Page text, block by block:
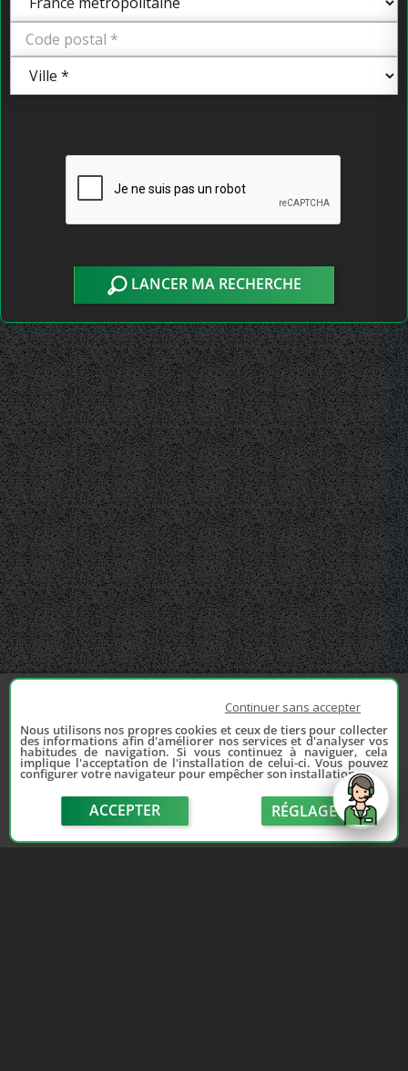
LANCER MA RECHERCHE
Continuer sans accepter
Nous utilisons nos propres cookies et ceux de tiers pour collecter
des informations afin d'améliorer nos services et d'analyser vos
habitudes de navigation. Si vous continuez à naviguer, cela
implique l'acceptation de l'installation de celui-ci. Vous pouvez
configurer votre navigateur pour empêcher son installation.
ACCEPTER RÉGLAGE